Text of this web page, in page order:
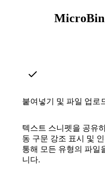
붙여넣기 및 파일 업로
텍스트 스니펫을 공유
동 구문 강조 표시 및
통해 모든 유형의 파일
니다.